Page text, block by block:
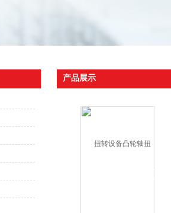
产品展示